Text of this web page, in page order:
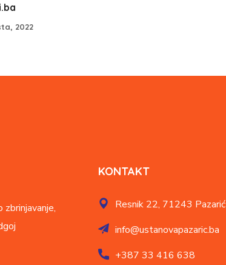
2022
zbrinjavanje,
KONTAKT
Resnik 22, 71243 Pazarić
info@ustanovapazaric.ba
+387 33 416 638